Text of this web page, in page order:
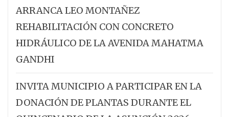
ARRANCA LEO MONTAÑEZ
REHABILITACIÓN CON CONCRETO
HIDRÁULICO DE LA AVENIDA MAHATMA
GANDHI
INVITA MUNICIPIO A PARTICIPAR EN LA
DONACIÓN DE PLANTAS DURANTE EL